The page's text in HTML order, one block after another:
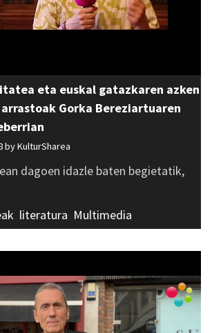
eta euskal gatazkaren azken
Gorka Bereziartuaren
byKulturSharea
dagoen idazle baten begietatik,
literatura Multimedia